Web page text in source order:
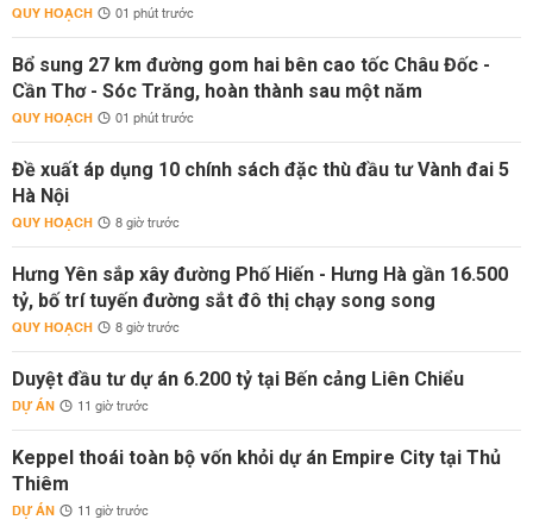
QUY HOẠCH 01 phút trước
Bổ sung 27 km đường gom hai bên cao tốc Châu Đốc -
Cần Thơ - Sóc Trăng, hoàn thành sau một năm
QUY HOẠCH 01 phút trước
Đề xuất áp dụng 10 chính sách đặc thù đầu tư Vành đai 5
Hà Nội
QUY HOẠCH 8 giờ trước
Hưng Yên sắp xây đường Phố Hiến - Hưng Hà gần 16.500
tỷ, bố trí tuyến đường sắt đô thị chạy song song
QUY HOẠCH 8 giờ trước
Duyệt đầu tư dự án 6.200 tỷ tại Bến cảng Liên Chiểu
DỰ ÁN 11 giờ trước
Keppel thoái toàn bộ vốn khỏi dự án Empire City tại Thủ
Thiêm
DỰ ÁN 11 giờ trước